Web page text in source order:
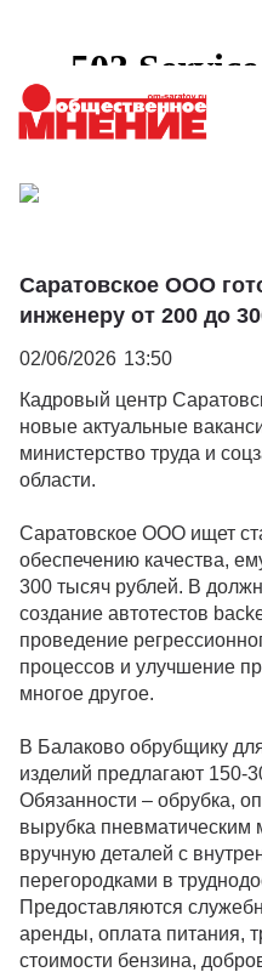
Саратовское ООО
инженеру от 200 до
02/06/2026 13:50
Кадровый центр
новые актуальные
министерство труда и
области.
Саратовское ООО ищет
обеспечению качества,
300 тысяч рублей. В
создание автотестов
проведение
процессов и улучшение
многое другое.
В Балаково обрубщику
изделий предлагают 150-
Обязанности – обрубка,
вырубка пневматическим
вручную деталей с
перегородками в
Предоставляются
аренды, оплата питания,
стоимости бензина,